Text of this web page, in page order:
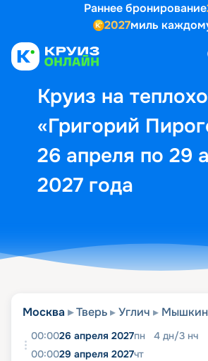
Раннее бронирование
2027миль
Круиз на
«Григорий
26 апреля по 29
2027 года
Выбор кают
Москва Тверь Углич Мышкин
00:0026 апреля 2027пн 4 дн/3 нч
00:0029 апреля 2027чт